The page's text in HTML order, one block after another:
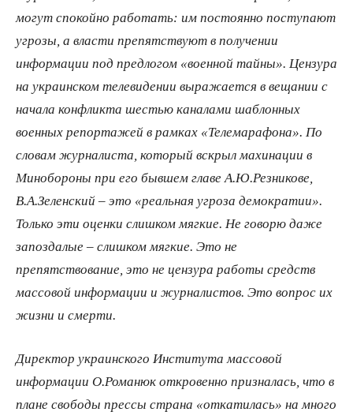
могут спокойно работать: им постоянно поступают
угрозы, а власти препятствуют в получении
информации под предлогом «военной тайны». Цензура
на украинском телевидении выражается в вещании с
начала конфликта шестью каналами шаблонных
военных репортажей в рамках «Телемарафона». По
словам журналиста, который вскрыл махинации в
Минобороны при его бывшем главе А.Ю.Резникове,
В.А.Зеленский – это «реальная угроза демократии».
Только эти оценки слишком мягкие. Не говорю даже
запоздалые – слишком мягкие. Это не
препятствование, это не цензура работы средств
массовой информации и журналистов. Это вопрос их
жизни и смерти.
Директор украинского Института массовой
информации О.Романюк откровенно призналась, что в
плане свободы прессы страна «откатилась» на много